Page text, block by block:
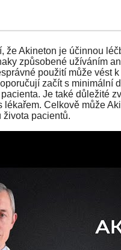
že Akineton je účinnou
způsobené užíváním
použití může vést
začít s minimální
Je také důležité
lékařem. Celkově může
života pacientů.